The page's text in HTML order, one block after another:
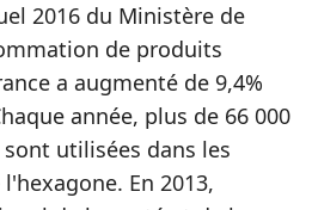
2016 du Ministère de
de produits
a augmenté de 9,4%
année, plus de 66 000
utilisées dans les
En 2013,